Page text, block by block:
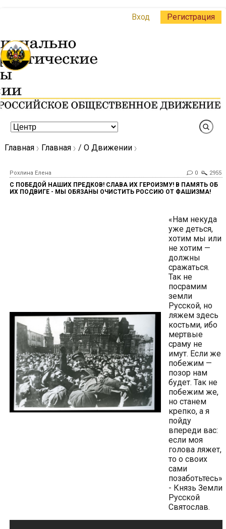
Вход Регистрация
Главная Главная / О Движении
Рохлина Елена 0 2955
С ПОБЕДОЙ НАШИХ ПРЕДКОВ! СЛАВА ИХ ГЕРОИЗМУ! В ПАМЯТЬ ОБ
ИХ ПОДВИГЕ - МЫ ОБЯЗАНЫ ОЧИСТИТЬ РОССИЮ ОТ ФАШИЗМА!
«Нам некуда
уже деться,
хотим мы или
не хотим —
должны
сражаться.
Так не
посрамим
земли
Русской, но
ляжем здесь
костьми, ибо
мертвые
сраму не
имут. Если же
побежим —
позор нам
будет. Так не
побежим же,
но станем
крепко, а я
пойду
впереди вас:
если моя
голова ляжет,
то о своих
сами
позаботьтесь»
- Князь Земли
Русской
Святослав.